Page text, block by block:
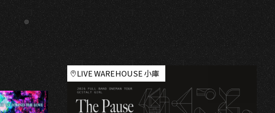
LIVE WAREHOUSE 小庫